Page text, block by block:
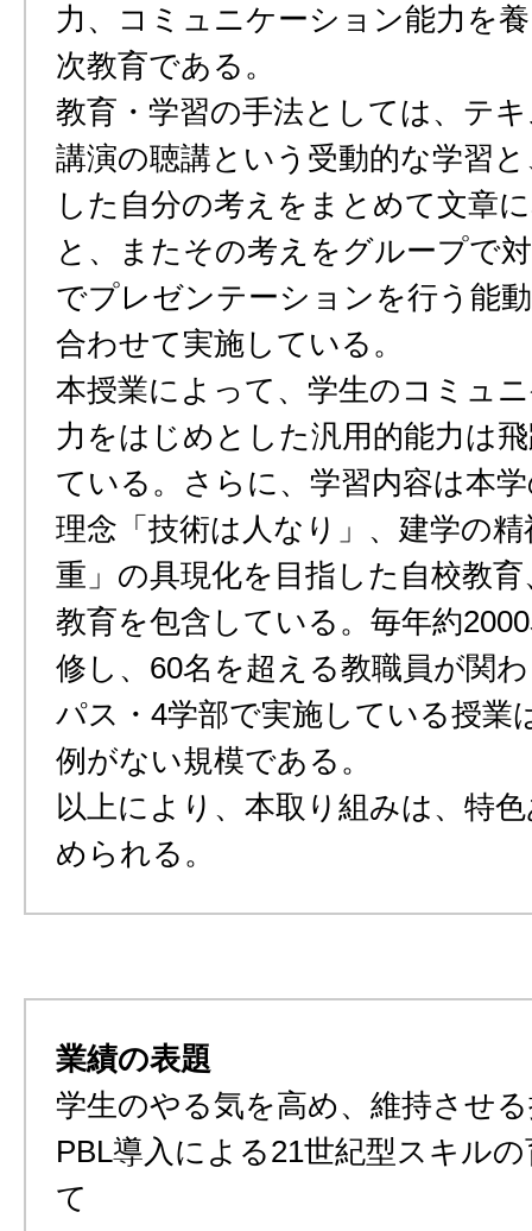
力、コミュニケーション能力を
次教育である。
教育・学習の手法としては、テ
講演の聴講という受動的な学習
した自分の考えをまとめて文章
と、またその考えをグループで
でプレゼンテーションを行う能
合わせて実施している。
本授業によって、学生のコミュ
力をはじめとした汎用的能力は
ている。さらに、学習内容は本
理念「技術は人なり」、建学の
重」の具現化を目指した自校教
教育を包含している。毎年約
修し、60名を超える教職員が関
パス・4学部で実施している授業
例がない規模である。
以上により、本取り組みは、特
められる。
業績の表題
学生のやる気を高め、維持させ
PBL導入による21世紀型スキル
て